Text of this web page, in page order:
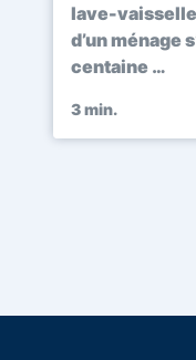
lave-vaisselle
d’un ménage
centaine …
3min.